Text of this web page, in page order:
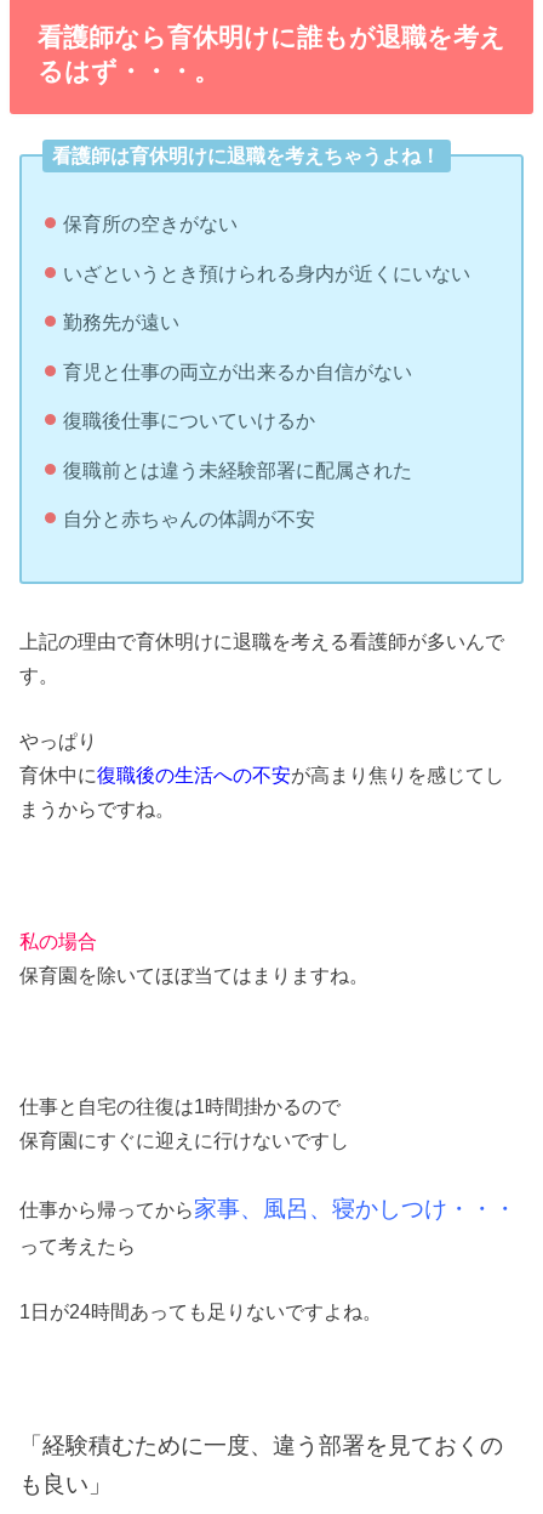
看護師なら育休明けに誰もが退職を考え
るはず・・・。
看護師は育休明けに退職を考えちゃうよね！
保育所の空きがない
いざというとき預けられる身内が近くにいない
勤務先が遠い
育児と仕事の両立が出来るか自信がない
復職後仕事についていけるか
復職前とは違う未経験部署に配属された
自分と赤ちゃんの体調が不安
上記の理由で育休明けに退職を考える看護師が多いんで
す。
やっぱり
育休中に復職後の生活への不安が高まり焦りを感じてし
まうからですね。
私の場合
保育園を除いてほぼ当てはまりますね。
仕事と自宅の往復は1時間掛かるので
保育園にすぐに迎えに行けないですし
仕事から帰ってから家事、風呂、寝かしつけ・・・
って考えたら
1日が24時間あっても足りないですよね。
「経験積むために一度、違う部署を見ておくの
も良い」